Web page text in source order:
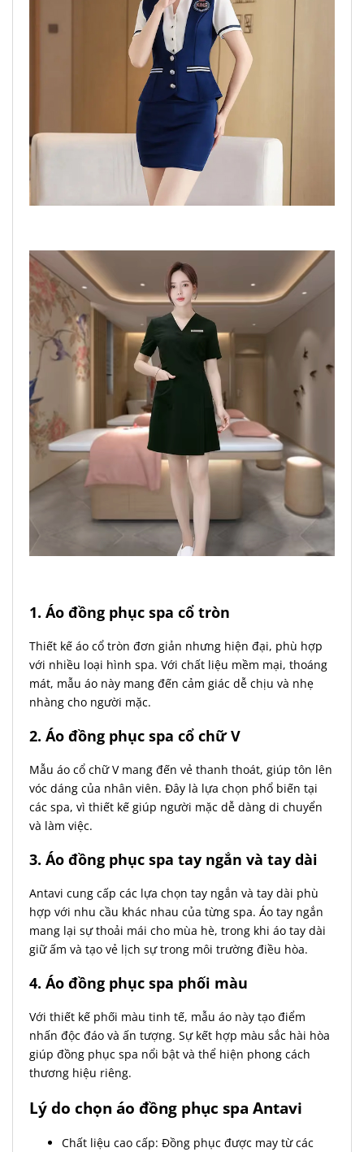
1. Áo đồng phục spa cổ tròn
Thiết kế áo cổ tròn đơn giản nhưng hiện đại, phù hợp
với nhiều loại hình spa. Với chất liệu mềm mại, thoáng
mát, mẫu áo này mang đến cảm giác dễ chịu và nhẹ
nhàng cho người mặc.
2. Áo đồng phục spa cổ chữ V
Mẫu áo cổ chữ V mang đến vẻ thanh thoát, giúp tôn lên
vóc dáng của nhân viên. Đây là lựa chọn phổ biến tại
các spa, vì thiết kế giúp người mặc dễ dàng di chuyển
và làm việc.
3. Áo đồng phục spa tay ngắn và tay dài
Antavi cung cấp các lựa chọn tay ngắn và tay dài phù
hợp với nhu cầu khác nhau của từng spa. Áo tay ngắn
mang lại sự thoải mái cho mùa hè, trong khi áo tay dài
giữ ấm và tạo vẻ lịch sự trong môi trường điều hòa.
4. Áo đồng phục spa phối màu
Với thiết kế phối màu tinh tế, mẫu áo này tạo điểm
nhấn độc đáo và ấn tượng. Sự kết hợp màu sắc hài hòa
giúp đồng phục spa nổi bật và thể hiện phong cách
thương hiệu riêng.
Lý do chọn áo đồng phục spa Antavi
Chất liệu cao cấp: Đồng phục được may từ các